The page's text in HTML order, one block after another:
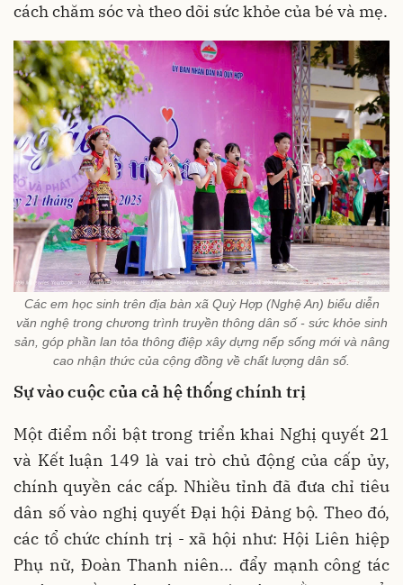
cách chăm sóc và theo dõi sức khỏe của bé và mẹ.
Các em học sinh trên địa bàn xã Quỳ Hợp (Nghệ An) biểu diễn
văn nghệ trong chương trình truyền thông dân số - sức khỏe sinh
sản, góp phần lan tỏa thông điệp xây dựng nếp sống mới và nâng
cao nhận thức của cộng đồng về chất lượng dân số.
Sự vào cuộc của cả hệ thống chính trị
Một điểm nổi bật trong triển khai Nghị quyết 21
và Kết luận 149 là vai trò chủ động của cấp ủy,
chính quyền các cấp. Nhiều tỉnh đã đưa chỉ tiêu
dân số vào nghị quyết Đại hội Đảng bộ. Theo đó,
các tổ chức chính trị - xã hội như: Hội Liên hiệp
Phụ nữ, Đoàn Thanh niên... đẩy mạnh công tác